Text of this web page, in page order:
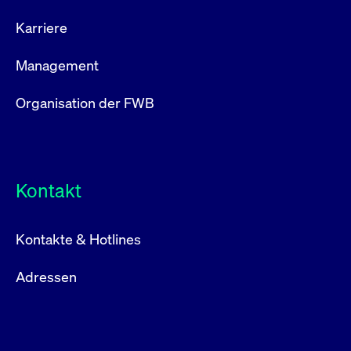
Karriere
Management
Organisation der FWB
Kontakt
Kontakte & Hotlines
Adressen